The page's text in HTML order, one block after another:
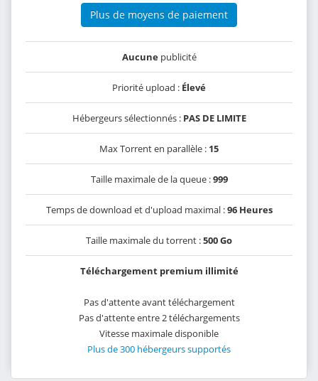
Plus de moyens de paiement
Aucunepublicité
Priorité upload : Élevé
Hébergeurs sélectionnés : PAS DE LIMITE
Max Torrent en parallèle : 15
Taille maximale de la queue :999
Temps de download et d'upload maximal :96 Heures
Taille maximale du torrent :500 Go
Téléchargement premium illimité
Pas d'attente avant téléchargement
Pas d'attente entre 2 téléchargements
Vitesse maximale disponible
Plus de 300 hébergeurs supportés